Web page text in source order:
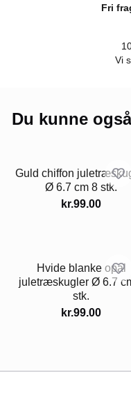
Fri
Vi
Du kunne
Guld chiffon
Ø 6.7 cm 8 stk.
kr.99.00
Hvide blanke opal
juletræskugler Ø 6.7
stk.
kr.99.00